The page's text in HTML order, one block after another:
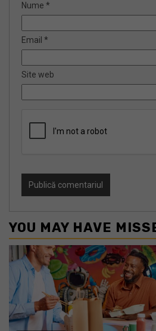
Nume *
Email *
Site web
YOU MAY HAVE